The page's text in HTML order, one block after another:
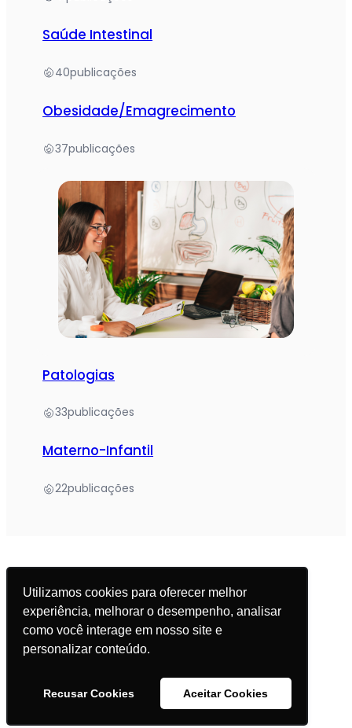
Utilizamos cookies para oferecer melhor
experiência, melhorar o desempenho, analisar
como você interage em nosso site e
personalizar conteúdo.
Recusar Cookies Aceitar Cookies
Saúde Intestinal
40publicações
Obesidade/Emagrecimento
37publicações
Patologias
33publicações
Materno-Infantil
22publicações
© 2025 Academia da Nutrição. Todos os direitos
reservados.